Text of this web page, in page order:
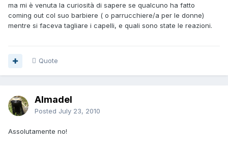
ma mi è venuta la curiosità di sapere se qualcuno ha fatto
coming out col suo barbiere ( o parrucchiere/a per le donne)
mentre si faceva tagliare i capelli, e quali sono state le reazioni.
Quote
Almadel
Posted July 23, 2010
Assolutamente no!